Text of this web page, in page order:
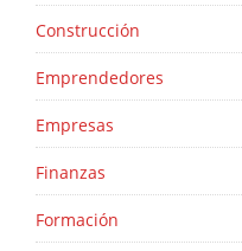
Construcción
Emprendedores
Empresas
Finanzas
Formación